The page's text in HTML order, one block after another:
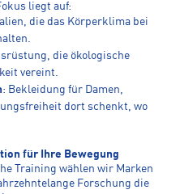
liegt auf:
die das Körperklima bei
die ökologische
vereint.
: Bekleidung für Damen,
dort schenkt, wo
für Ihre Bewegung
Training wählen wir Marken
Forschung die